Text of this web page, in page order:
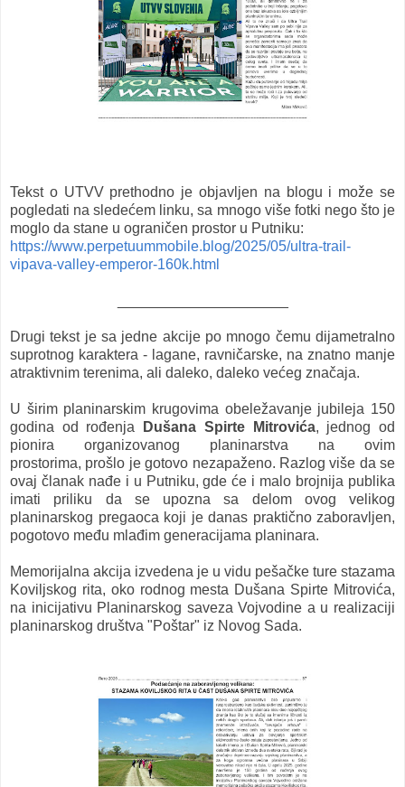
Tekst o UTVV prethodno je objavljen na blogu i može se
pogledati na sledećem linku, sa mnogo više fotki nego što je
moglo da stane u ograničen prostor u Putniku:
https://www.perpetuummobile.blog/2025/05/ultra-trail-
vipava-valley-emperor-160k.html
Drugi tekst je sa jedne akcije po mnogo čemu dijametralno
suprotnog karaktera - lagane, ravničarske, na znatno manje
atraktivnim terenima, ali daleko, daleko većeg značaja.
U širim planinarskim krugovima obeležavanje jubileja 150
godina od rođenja
Dušana Spirte Mitrovića, jednog od
pionira organizovanog planinarstva na ovim
prostorima, prošlo je gotovo nezapaženo. Razlog više da se
ovaj članak nađe i u Putniku, gde će i malo brojnija publika
imati priliku da se upozna sa delom ovog velikog
planinarskog pregaoca koji je danas praktično zaboravljen,
pogotovo među mlađim generacijama planinara.
Memorijalna akcija izvedena je u vidu pešačke ture stazama
Koviljskog rita, oko rodnog mesta Dušana Spirte Mitrovića,
na inicijativu Planinarskog saveza Vojvodine a u realizaciji
planinarskog društva "Poštar" iz Novog Sada.